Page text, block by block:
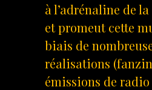
à l’adrénaline de
et promeut cette
biais de
réalisations
émissions de radio